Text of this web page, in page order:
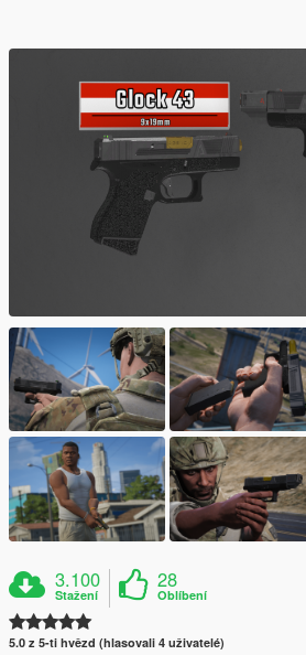
3.100
Stažení
28
Oblíbení
5.0 z 5-ti hvězd (hlasovali 4 uživatelé)